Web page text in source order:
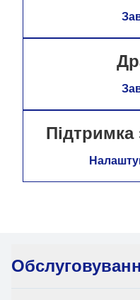
Підтримка